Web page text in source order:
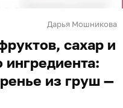
Дарья Мошникова
сахар и
ингредиента:
из груш —